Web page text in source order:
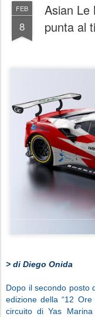
FEB
8
Asian Le
punta al
> di Diego Onida
Dopo il secondo posto
edizione della “12
circuito di Yas